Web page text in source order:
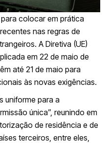
colocar em prática
nas regras de
A Diretiva (UE)
em 22 de maio de
até 21 de maio para
às novas exigências.
uniforme para a
única”, reunindo em
de residência e de
terceiros, entre eles,